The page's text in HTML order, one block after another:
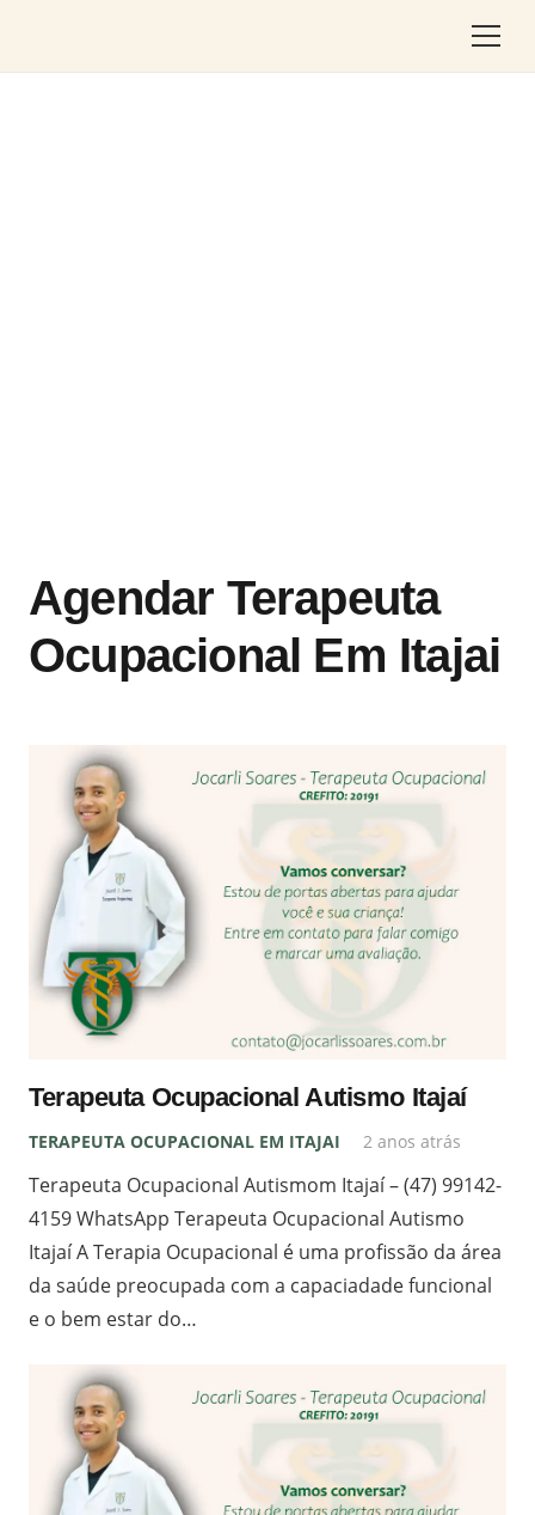
Agendar Terapeuta
Ocupacional Em Itajai
Terapeuta Ocupacional Autismo Itajaí
TERAPEUTA OCUPACIONAL EM ITAJAI 2 anos atrás
Terapeuta Ocupacional Autismom Itajaí – (47) 99142-
4159 WhatsApp Terapeuta Ocupacional Autismo
Itajaí A Terapia Ocupacional é uma profissão da área
da saúde preocupada com a capaciadade funcional
e o bem estar do…